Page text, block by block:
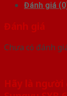
Đánh giá
Đánh giá
Chưa có đánh
Hãy là người